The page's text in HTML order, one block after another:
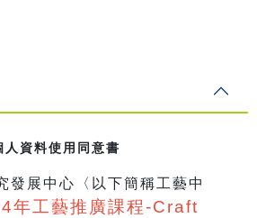
人資料使用同意書
發展中心〈以下簡稱工藝中
年工藝推廣課程-Craft